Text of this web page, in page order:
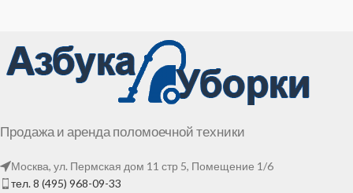
Продажа и аренда поломоечной техники
Москва, ул. Пермская дом 11 стр 5, Помещение 1/6
тел. 8 (495) 968-09-33